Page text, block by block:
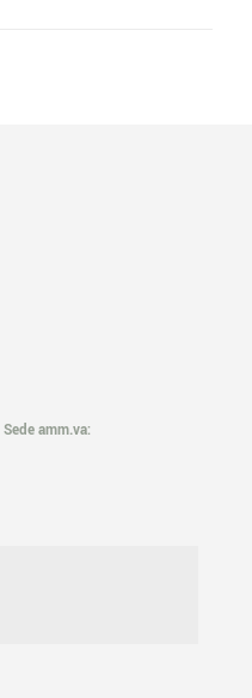
Sede amm.va: